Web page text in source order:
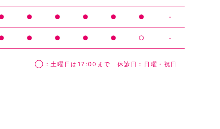
● ● ● ● ● -
● ● ● ● ○ -
◯：土曜日は17:00まで 休診日：日曜・祝日